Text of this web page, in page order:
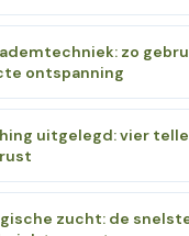
zo
ontspanning
uitgelegd: vier
zucht: de